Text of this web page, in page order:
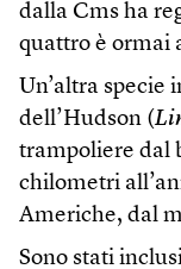
dalla Cms ha
quattro è ormai
Un’altra specie
dell’Hudson (
trampoliere dal
chilometri
Americhe, dal
Sono stati